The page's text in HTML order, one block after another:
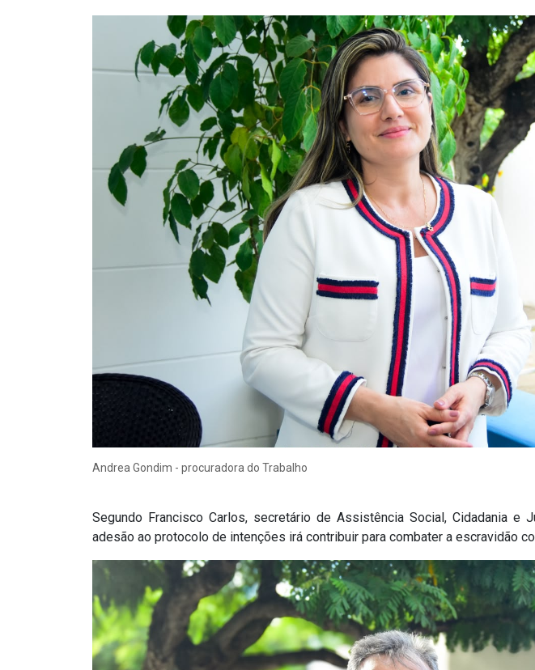
Andrea Gondim - procuradora do Trabalho
Segundo Francisco Carlos, secretário de Assistência Social, Cidadania
adesão ao protocolo de intenções irá contribuir para combater a escravidão